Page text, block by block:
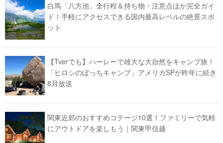
白馬「八方池」全行程＆持ち物・注意点ほか完全ガイ
ド！手軽にアクセスできる国内最高レベルの絶景スポ
ット
【Tverでも】ハーレーで雄大な大自然をキャンプ旅！
「ヒロシのぼっちキャンプ」アメリカSPが昨年に続き
8月放送
関東近郊のおすすめコテージ10選！ファミリーで気軽
にアウトドアを楽しもう｜関東甲信越